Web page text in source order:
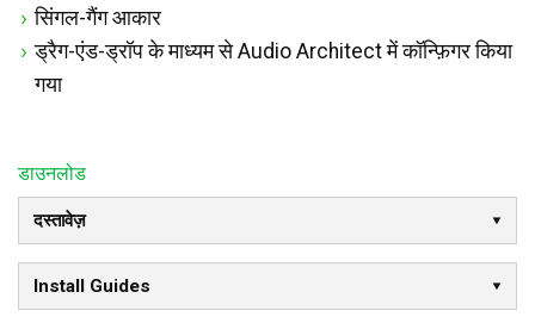
सिंगल-गैंग आकार
ड्रैग-एंड-ड्रॉप के माध्यम से Audio Architect में कॉन्फ़िगर किया
गया
डाउनलोड
दस्तावेज़
Install Guides